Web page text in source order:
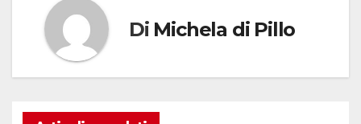
Di Michela di Pillo